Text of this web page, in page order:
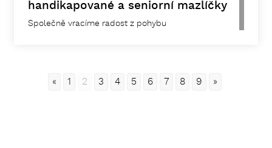
handikapované a seniorní mazlíčky
Společně vracíme radost z pohybu
« 1 2 3 4 5 6 7 8 9 »